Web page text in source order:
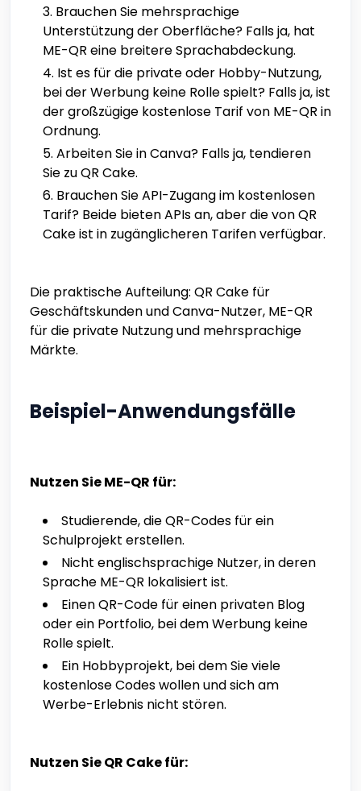
Brauchen Sie mehrsprachige
Unterstützung der Oberfläche? Falls ja, hat
ME-QR eine breitere Sprachabdeckung.
Ist es für die private oder Hobby-Nutzung,
bei der Werbung keine Rolle spielt? Falls ja, ist
der großzügige kostenlose Tarif von ME-QR in
Ordnung.
Arbeiten Sie in Canva? Falls ja, tendieren
Sie zu QR Cake.
Brauchen Sie API-Zugang im kostenlosen
Tarif? Beide bieten APIs an, aber die von QR
Cake ist in zugänglicheren Tarifen verfügbar.
Die praktische Aufteilung: QR Cake für
Geschäftskunden und Canva-Nutzer, ME-QR
für die private Nutzung und mehrsprachige
Märkte.
Beispiel-Anwendungsfälle
Nutzen Sie ME-QR für:
Studierende, die QR-Codes für ein
Schulprojekt erstellen.
Nicht englischsprachige Nutzer, in deren
Sprache ME-QR lokalisiert ist.
Einen QR-Code für einen privaten Blog
oder ein Portfolio, bei dem Werbung keine
Rolle spielt.
Ein Hobbyprojekt, bei dem Sie viele
kostenlose Codes wollen und sich am
Werbe-Erlebnis nicht stören.
Nutzen Sie QR Cake für: